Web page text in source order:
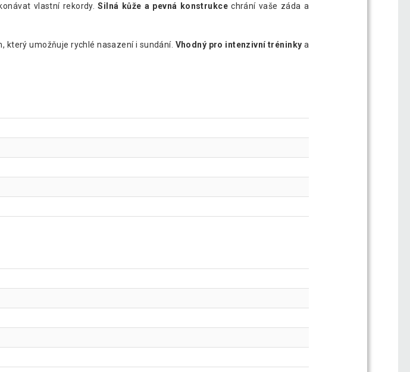
vlastní rekordy.Silná kůže a pevná konstrukcechrání vaše záda a
který umožňuje rychlé nasazení i sundání. Vhodný pro intenzivní tréninky a